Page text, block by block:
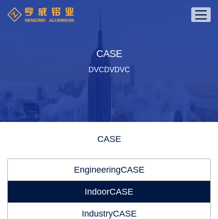
CASE
DVCDVDVC
CASE
EngineeringCASE
IndoorCASE
IndustryCASE